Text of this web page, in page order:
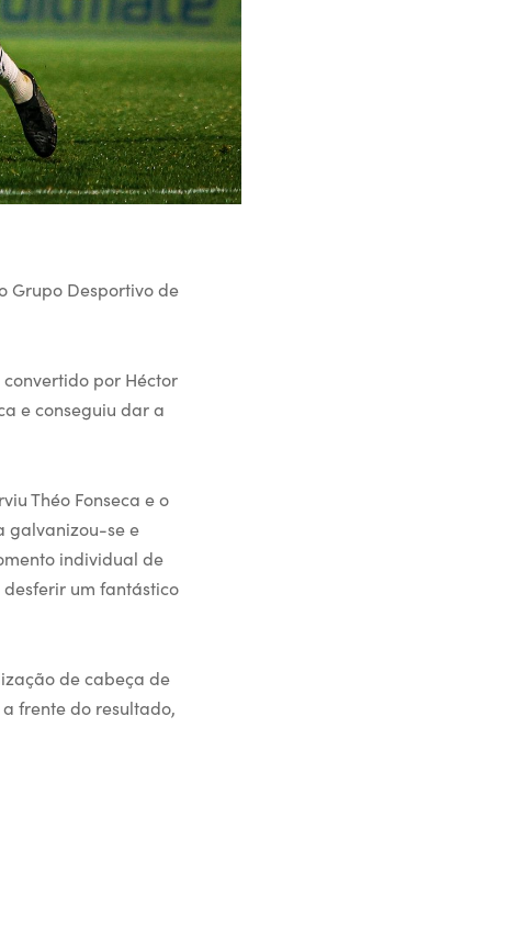
Grupo Desportivo de
por Héctor
e conseguiu dar a
Théo Fonseca e o
galvanizou-se e
individual de
um fantástico
de cabeça de
frente do resultado,